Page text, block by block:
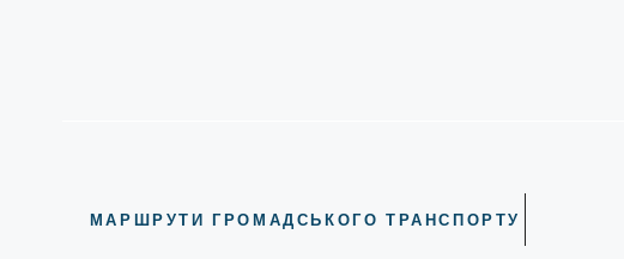
МАРШРУТИ ГРОМАДСЬКОГО ТРАНСПОРТУ